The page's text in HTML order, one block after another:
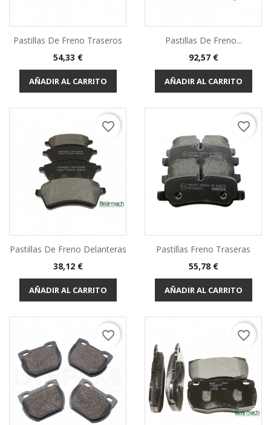
Pastillas De Freno Traseros
Precio
54,33 €
AÑADIR AL CARRITO
Pastillas De Freno...
Precio
92,57 €
AÑADIR AL CARRITO
Pastillas De Freno Delanteras
Precio
38,12 €
AÑADIR AL CARRITO
favorite_border
Pastillas Freno Traseras
Precio
55,78 €
AÑADIR AL CARRITO
favorite_border
favorite_border favorite_border